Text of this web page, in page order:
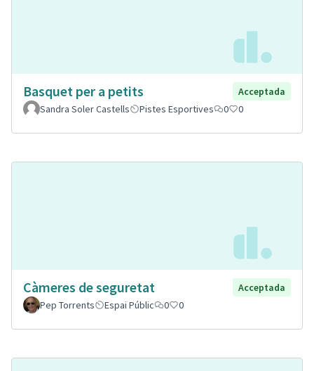
Basquet per a petits
Acceptada
Sandra Soler Castells
Pistes Esportives 0 0
Càmeres de seguretat
Acceptada
Pep Torrents
Espai Públic 0 0